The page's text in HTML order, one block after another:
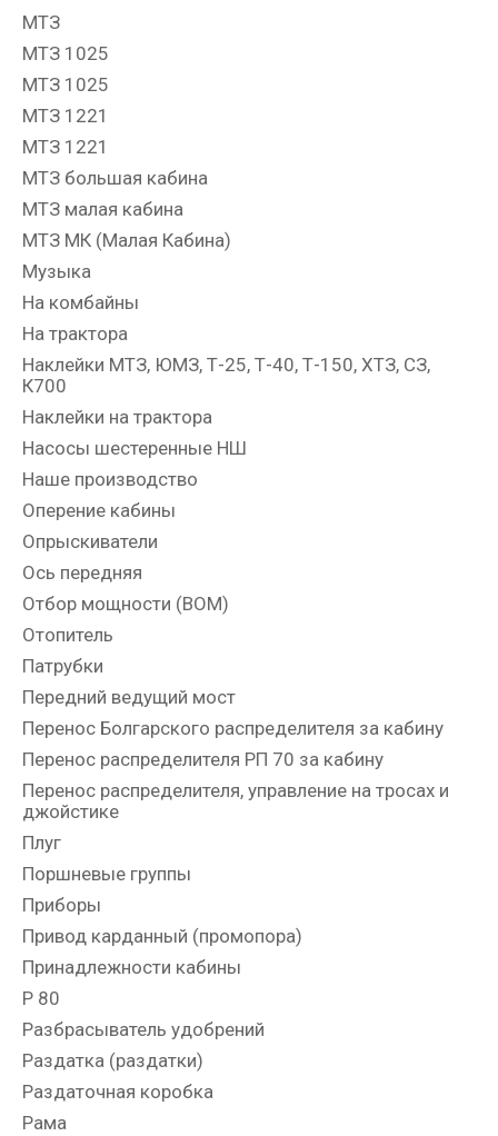
МТЗ
МТЗ 1025
МТЗ 1025
МТЗ 1221
МТЗ 1221
МТЗ большая кабина
МТЗ малая кабина
МТЗ МК (Малая Кабина)
Музыка
На комбайны
На трактора
Наклейки МТЗ, ЮМЗ, Т-25, Т-40, Т-150, ХТЗ, СЗ,
К700
Наклейки на трактора
Насосы шестеренные НШ
Наше производство
Оперение кабины
Опрыскиватели
Ось передняя
Отбор мощности (ВОМ)
Отопитель
Патрубки
Передний ведущий мост
Перенос Болгарского распределителя за кабину
Перенос распределителя РП 70 за кабину
Перенос распределителя, управление на тросах и
джойстике
Плуг
Поршневые группы
Приборы
Привод карданный (промопора)
Принадлежности кабины
Р 80
Разбрасыватель удобрений
Раздатка (раздатки)
Раздаточная коробка
Рама